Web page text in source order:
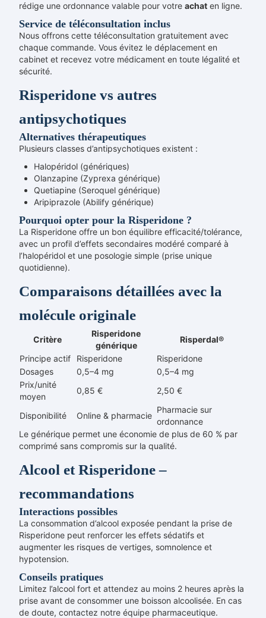
rédige une ordonnance valable pour votre achat en ligne.
Service de téléconsultation inclus
Nous offrons cette téléconsultation gratuitement avec
chaque commande. Vous évitez le déplacement en
cabinet et recevez votre médicament en toute légalité et
sécurité.
Risperidone vs autres
antipsychotiques
Alternatives thérapeutiques
Plusieurs classes d’antipsychotiques existent :
Halopéridol (génériques)
Olanzapine (Zyprexa générique)
Quetiapine (Seroquel générique)
Aripiprazole (Abilify générique)
Pourquoi opter pour la Risperidone ?
La Risperidone offre un bon équilibre efficacité/tolérance,
avec un profil d’effets secondaires modéré comparé à
l’halopéridol et une posologie simple (prise unique
quotidienne).
Comparaisons détaillées avec la
molécule originale
Critère
Risperidone
générique
Risperdal®
Principe actif
Risperidone
Risperidone
Dosages
0,5–4 mg
0,5–4 mg
Prix/unité
moyen
0,85 € 2,50 €
Disponibilité Online & pharmacie
Pharmacie sur
ordonnance
Le générique permet une économie de plus de 60 % par
comprimé sans compromis sur la qualité.
Alcool et Risperidone –
recommandations
Interactions possibles
La consommation d’alcool exposée pendant la prise de
Risperidone peut renforcer les effets sédatifs et
augmenter les risques de vertiges, somnolence et
hypotension.
Conseils pratiques
Limitez l’alcool fort et attendez au moins 2 heures après la
prise avant de consommer une boisson alcoolisée. En cas
de doute, contactez notre équipe pharmaceutique.